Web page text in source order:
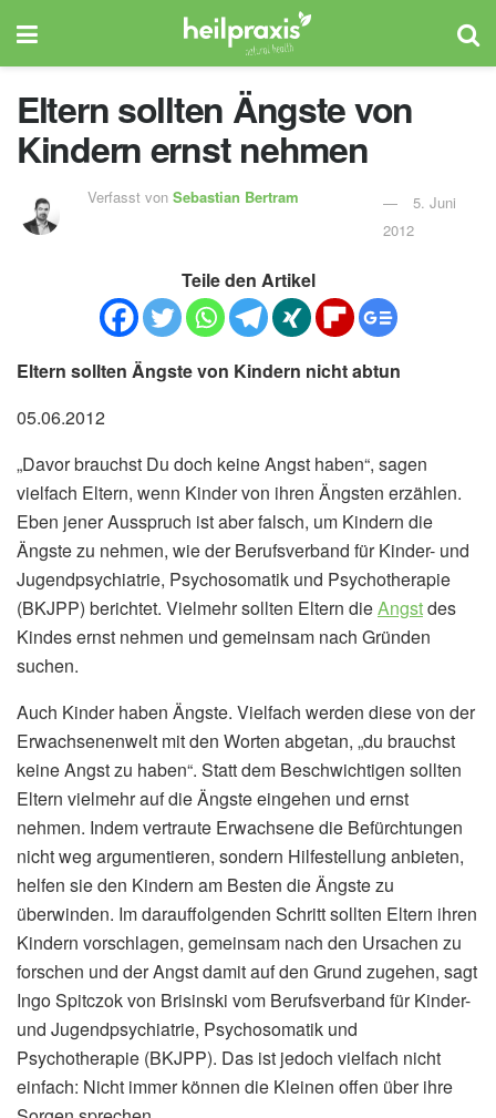
Eltern sollten Ängste von
Kindern ernst nehmen
Verfasst von Sebastian Bertram
5. Juni
2012
Teile den Artikel
Eltern sollten Ängste von Kindern nicht abtun
05.06.2012
„Davor brauchst Du doch keine Angst haben“, sagen
vielfach Eltern, wenn Kinder von ihren Ängsten erzählen.
Eben jener Ausspruch ist aber falsch, um Kindern die
Ängste zu nehmen, wie der Berufsverband für Kinder- und
Jugendpsychiatrie, Psychosomatik und Psychotherapie
(BKJPP) berichtet. Vielmehr sollten Eltern dieAngstdes
Kindes ernst nehmen und gemeinsam nach Gründen
suchen.
Auch Kinder haben Ängste. Vielfach werden diese von der
Erwachsenenwelt mit den Worten abgetan, „du brauchst
keine Angst zu haben“. Statt dem Beschwichtigen sollten
Eltern vielmehr auf die Ängste eingehen und ernst
nehmen. Indem vertraute Erwachsene die Befürchtungen
nicht weg argumentieren, sondern Hilfestellung anbieten,
helfen sie den Kindern am Besten die Ängste zu
überwinden. Im darauffolgenden Schritt sollten Eltern ihren
Kindern vorschlagen, gemeinsam nach den Ursachen zu
forschen und der Angst damit auf den Grund zugehen, sagt
Ingo Spitczok von Brisinski vom Berufsverband für Kinder-
und Jugendpsychiatrie, Psychosomatik und
Psychotherapie (BKJPP). Das ist jedoch vielfach nicht
einfach: Nicht immer können die Kleinen offen über ihre